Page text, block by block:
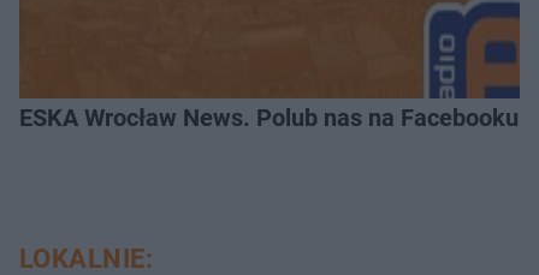
ESKA Wrocław News. Polub nas na Facebooku!
LOKALNIE: